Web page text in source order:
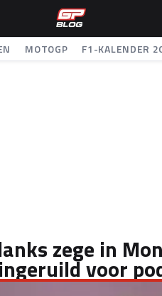
MOTOGP F1-KALENDER
zege in
voor